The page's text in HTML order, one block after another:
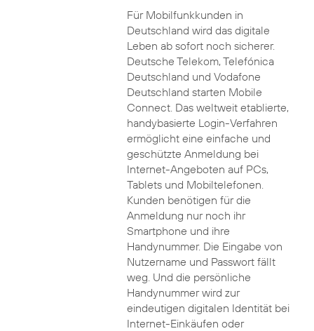
Für Mobilfunkkunden in
Deutschland wird das digitale
Leben ab sofort noch sicherer.
Deutsche Telekom, Telefónica
Deutschland und Vodafone
Deutschland starten Mobile
Connect. Das weltweit etablierte,
handybasierte Login-Verfahren
ermöglicht eine einfache und
geschützte Anmeldung bei
Internet-Angeboten auf PCs,
Tablets und Mobiltelefonen.
Kunden benötigen für die
Anmeldung nur noch ihr
Smartphone und ihre
Handynummer. Die Eingabe von
Nutzername und Passwort fällt
weg. Und die persönliche
Handynummer wird zur
eindeutigen digitalen Identität bei
Internet-Einkäufen oder